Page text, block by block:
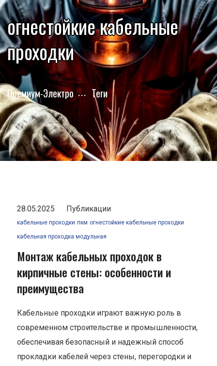
огнестойкие кабельные
проходки
Премиум-Электро Теги
28.05.2025 Публикации
кабельные проходки пкм огнестойкие кабельные проходки
кабельная проходка модульная
Монтаж кабельных проходок в
кирпичные стены: особенности и
преимущества
Кабельные проходки играют важную роль в
современном строительстве и промышленности,
обеспечивая безопасный и надежный способ
прокладки кабелей через стены, перегородки и